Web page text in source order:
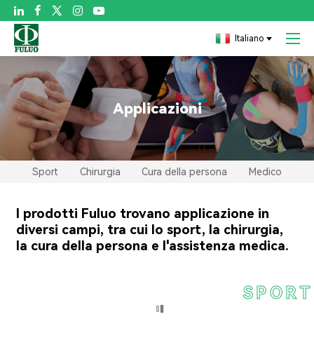

Italiano
Applicazioni
Sport Chirurgia Cura della persona Medico
I prodotti Fuluo trovano applicazione in
diversi campi, tra cui lo sport, la chirurgia,
la cura della persona e l'assistenza medica.
SPORT